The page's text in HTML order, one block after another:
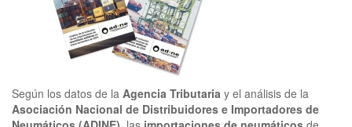
Según los datos de la Agencia Tributaria y el análisis de la
Asociación Nacional de Distribuidores e Importadores de